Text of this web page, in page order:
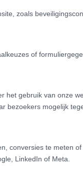
zoals
of
het gebruik van onze
bezoekers mogelijk
conversies te meten
LinkedIn of Meta.